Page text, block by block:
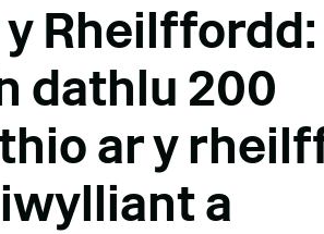
Rheilffordd:
dathlu 200
ar y
a